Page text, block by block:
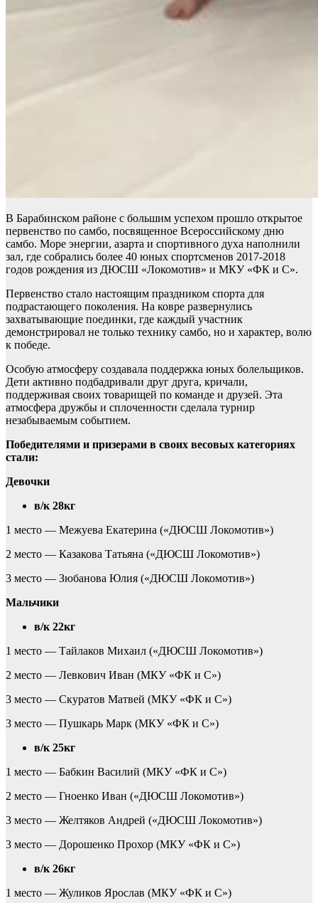
В Барабинском районе с большим успехом прошло открытое
первенство по самбо, посвященное Всероссийскому дню
самбо. Море энергии, азарта и спортивного духа наполнили
зал, где собрались более 40 юных спортсменов 2017-2018
годов рождения из ДЮСШ «Локомотив» и МКУ «ФК и С».
Первенство стало настоящим праздником спорта для
подрастающего поколения. На ковре развернулись
захватывающие поединки, где каждый участник
демонстрировал не только технику самбо, но и характер, волю
к победе.
Особую атмосферу создавала поддержка юных болельщиков.
Дети активно подбадривали друг друга, кричали,
поддерживая своих товарищей по команде и друзей. Эта
атмосфера дружбы и сплоченности сделала турнир
незабываемым событием.
Победителями и призерами в своих весовых категориях
стали:
Девочки
в/к 28кг
1 место — Межуева Екатерина («ДЮСШ Локомотив»)
2 место — Казакова Татьяна («ДЮСШ Локомотив»)
3 место — Зюбанова Юлия («ДЮСШ Локомотив»)
Мальчики
в/к 22кг
1 место — Тайлаков Михаил («ДЮСШ Локомотив»)
2 место — Левкович Иван (МКУ «ФК и С»)
3 место — Скуратов Матвей (МКУ «ФК и С»)
3 место — Пушкарь Марк (МКУ «ФК и С»)
в/к 25кг
1 место — Бабкин Василий (МКУ «ФК и С»)
2 место — Гноенко Иван («ДЮСШ Локомотив»)
3 место — Желтяков Андрей («ДЮСШ Локомотив»)
3 место — Дорошенко Прохор (МКУ «ФК и С»)
в/к 26кг
1 место — Жуликов Ярослав (МКУ «ФК и С»)